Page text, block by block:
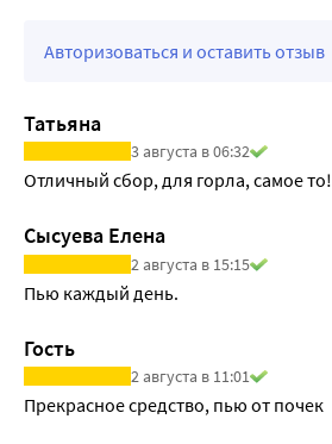
Авторизоваться и оставить отзыв
Татьяна
3 августа в 06:32
Отличный сбор, для горла, самое то!
Сысуева Елена
2 августа в 15:15
Пью каждый день.
Гость
2 августа в 11:01
Прекрасное средство, пью от почек